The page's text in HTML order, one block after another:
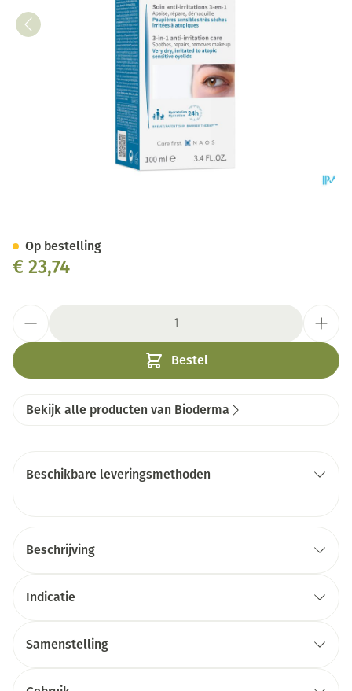
€ 23,74
Bestel
Op bestelling
Bekijk alle producten van Bioderma
Beschikbare leveringsmethoden
Beschrijving
Indicatie
Samenstelling